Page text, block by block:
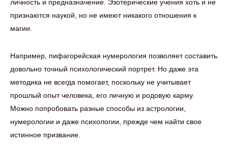
личность и предназначение. Эзотерические учения хоть и не
признаются наукой, но не имеют никакого отношения к
магии.
Например, пифагорейская нумерология позволяет составить
довольно точный психологический портрет. Но даже эта
методика не всегда помогает, поскольку не учитывает
прошлый опыт человека, его личную и родовую карму.
Можно попробовать разные способы из астрологии,
нумерологии и даже психологии, прежде чем найти свое
истинное призвание.